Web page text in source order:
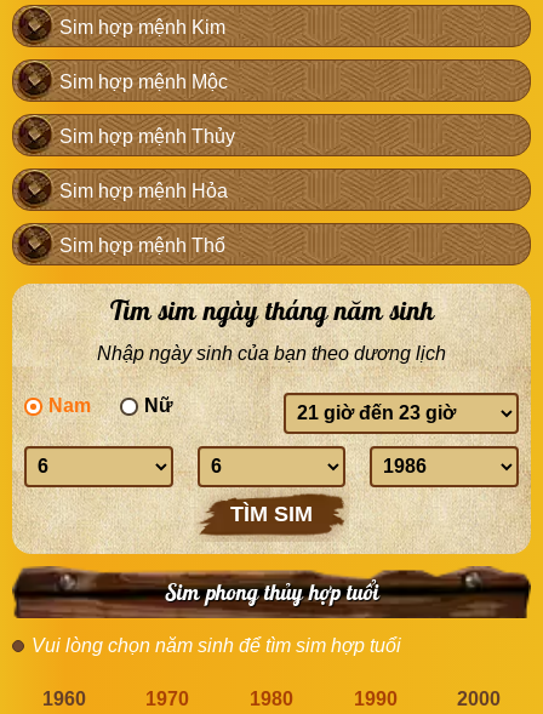
Sim hợp mệnh Kim
Sim hợp mệnh Mộc
Sim hợp mệnh Thủy
Sim hợp mệnh Hỏa
Sim hợp mệnh Thổ
Tìm sim ngày tháng năm sinh
Nhập ngày sinh của bạn theo dương lịch
Nam Nữ Giờ
sinh
Ngày
sinh
Tháng
sinh
Năm
sinh
TÌM SIM
Sim phong thủy hợp tuổi
Vui lòng chọn năm sinh để tìm sim hợp tuổi
1960 1970 1980 1990 2000